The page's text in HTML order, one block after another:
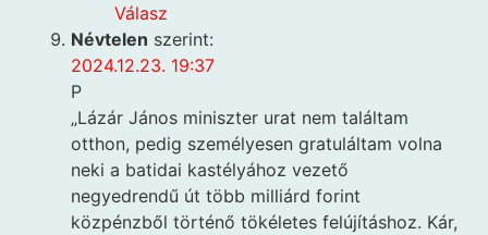
Válasz
Névtelen szerint:
2024.12.23. 19:37
P
„Lázár János miniszter urat nem találtam
otthon, pedig személyesen gratuláltam volna
neki a batidai kastélyához vezető
negyedrendű út több milliárd forint
közpénzből történő tökéletes felújításhoz. Kár,